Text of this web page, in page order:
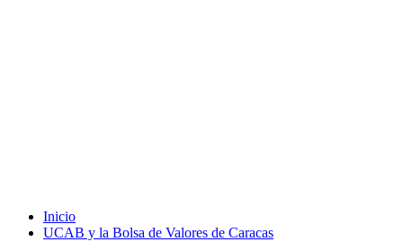
Inicio
UCAB y la Bolsa de Valores de Caracas